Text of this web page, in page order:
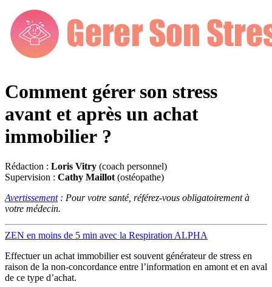
Comment gérer son stress
avant et après un achat
immobilier ?
Rédaction : Loris Vitry (coach personnel)
Supervision : Cathy Maillot (ostéopathe)
Avertissement: Pour votre santé, référez-vous obligatoirement à
votre médecin.
ZEN en moins de 5 min avec la Respiration ALPHA
Effectuer un achat immobilier est souvent générateur de stress en
raison de la non-concordance entre l’information en amont et en aval
de ce type d’achat.